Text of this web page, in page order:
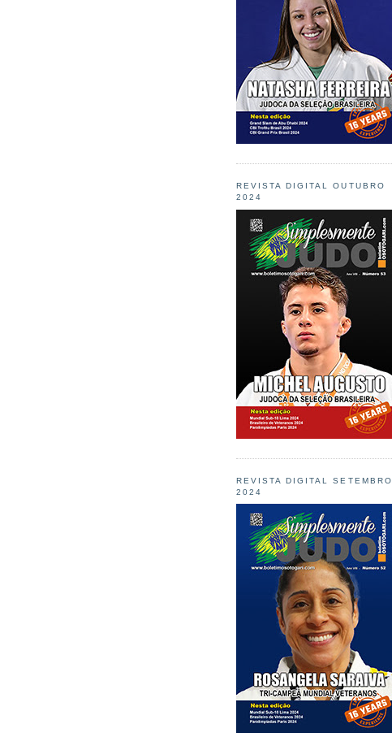
REVISTA DIGITAL OUTUBRO
2024
REVISTA DIGITAL SETEMBRO
2024